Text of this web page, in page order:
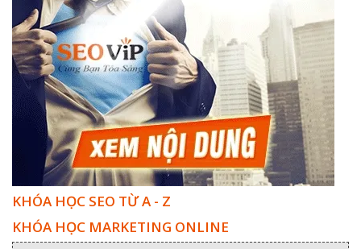
KHÓA HỌC SEO TỪ A - Z
KHÓA HỌC MARKETING ONLINE